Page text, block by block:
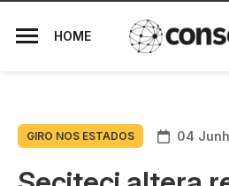
HOME
GIRO NOS ESTADOS 04